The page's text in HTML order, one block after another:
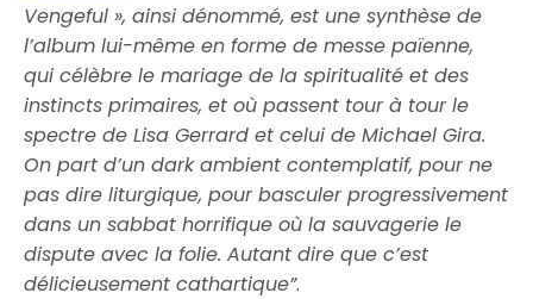
Vengeful », ainsi dénommé, est une synthèse de
l’album lui-même en forme de messe païenne,
qui célèbre le mariage de la spiritualité et des
instincts primaires, et où passent tour à tour le
spectre de Lisa Gerrard et celui de Michael Gira.
On part d’un dark ambient contemplatif, pour ne
pas dire liturgique, pour basculer progressivement
dans un sabbat horrifique où la sauvagerie le
dispute avec la folie. Autant dire que c’est
délicieusement cathartique”.